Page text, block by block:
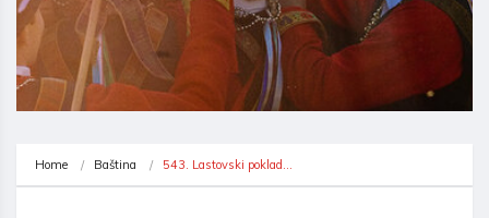
Home Baština 543. Lastovski poklad…